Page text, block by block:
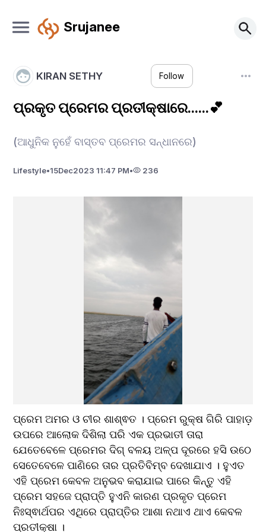
Srujanee
KIRAN SETHY Follow
ପ୍ରକୃତ ପ୍ରେମର ପ୍ରତୀକ୍ଷାରେ......💕
(ଆଧୁନିକ ନୁହେଁ ବାସ୍ତବ ପ୍ରେମର ସନ୍ଧାନରେ)
Lifestyle•15Dec2023 11:47 PM• 236
ପ୍ରେମ ଅମର ଓ ଚୀର ଶାଶ୍ଵତ । ପ୍ରେମ ରୁକ୍ଷ ଗିରି ପାହାଡ଼
ଉପରେ ଆଲୋକ ଦିଶିଲା ପରି ଏକ ପ୍ରଭାତୀ ତାରା
ଯେତେବେଳେ ପ୍ରେମର ଦିଗ୍ ବଳୟ ଅଳ୍ପ ଦୂରରେ ହସି ଉଠେ
ସେତେବେଳେ ପାଣିରେ ତାର ପ୍ରତିବିମ୍ବ ଦେଖାଯାଏ । ହୁଏତ
ଏହି ପ୍ରେମ କେବଳ ଅନୁଭବ କରାଯାଇ ପାରେ କିନ୍ତୁ ଏହି
ପ୍ରେମ ସହଜେ ପ୍ରାପ୍ତି ହୁଏନି କାରଣ ପ୍ରକୃତ ପ୍ରେମ
ନିଃସ୍ଵାର୍ଥପର ଏଥିରେ ପ୍ରାପ୍ତିର ଆଶା ନଥାଏ ଥାଏ କେବଳ
ପ୍ରତୀକ୍ଷା ।